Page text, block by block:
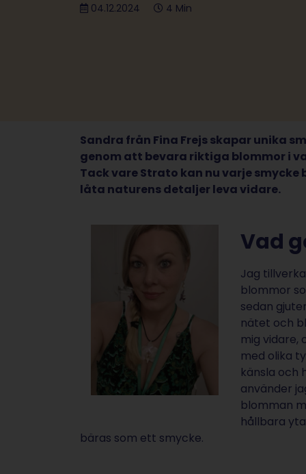
04.12.2024 4 Min
Sandra från Fina Frejs skapar unika
genom att bevara riktiga blommor i
Tack vare Strato kan nu varje
låta naturens detaljer leva vidare.
Vad
Jag
blommor
sedan
nätet och
mig vidare,
med olika
känsla och
använder
blomman
hållbara
bäras som ett smycke.